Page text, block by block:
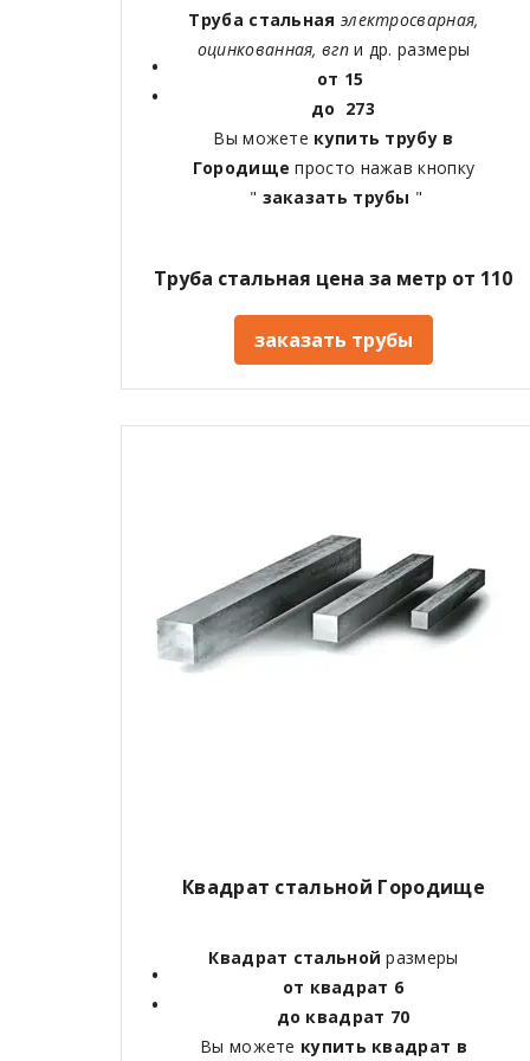
Труба стальная электросварная,
оцинкованная, вгпи др. размеры
от 15
до 273
Вы можете купить трубу в
Городищепросто нажав кнопку
" заказать трубы "
Труба стальная цена за метр от 110
заказать трубы
Квадрат стальной Городище
Квадрат стальной размеры
от квадрат 6
до квадрат 70
Вы можете купить квадрат в